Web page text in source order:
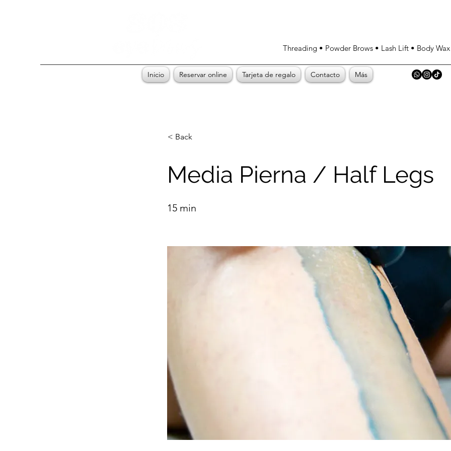
Threading • Powder Brows • Lash Lift • Body Wax
Inicio Reservar online Tarjeta de regalo Contacto Más
< Back
Media Pierna / Half Legs
15 min